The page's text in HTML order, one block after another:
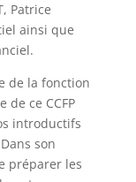
Patrice
ainsi que
de la fonction
ce CCFP
introductifs
son
préparer les